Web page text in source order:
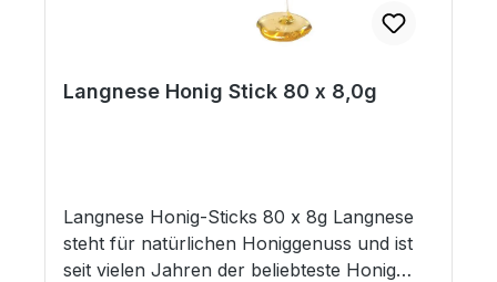
Langnese Honig Stick 80 x 8,0g
Langnese Honig-Sticks 80 x 8g Langnese
steht für natürlichen Honiggenuss und ist
seit vielen Jahren der beliebteste Honig